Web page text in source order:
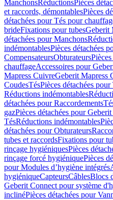
ManchonsRéductionsPièces
et raccords, démontablesPièces
détachées pour Tés pour
brideFixations pour tubesGeberit
détachées pour Manchons
indémontablesPièces détachées
CompensateursObturateurs
chauffageAccessoires pour
Mapress CuivreGeberit Mapress
CoudesTésPièces détachées pour
Réductions indémontables
détachées pour Raccordements
gazPièces détachées pour
TésRéductions indémontables
détachées pour Obturateurs
tubes et raccordsFixations pour
rinçage hygiéniquesPièces
rinçage forcé hygiéniquePièces
pour Modules d’hygiène intégrés
hygiéniqueCapteursCâblesBlocs
Geberit Connect pour système
inclinéPièces détachées pour